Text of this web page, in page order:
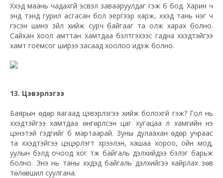
Хүүхэд маань чадахгүй эсвэл завааруулдаг гэж бүү бод. Харин ч
энд тэнд гурил асгасан бол эергээр харж, хүүхэд тань нэг ч
гэсэн шинэ зүйл хийж сурч байгааг та олж харах болно.
Сайхан хоол амттан хамтдаа бэлтгэхээс гадна хүүхэдтэйгээ
хамт гоёмсог ширээ засаад хоолоо идэж болно.
13. Цэвэрлэгээ
Баярын өдөр яагаад цэвэрлэгээ хийж болохгүй гэж? Гол нь
хүүхэдтэйгээ хамтдаа өнгөрүүлсэн цаг хугацаа л хамгийн үнэ
цэнэтэй гэдгийг бүү мартаарай. Зуны дулаахан өдөр учраас
та хүүхэдтэйгээ цэцэрлэгт хүрээлэн, хашаа хороо, ойн мод,
уулын бэлд очоод хог түүж байгаль дэлхийдээ бэлэг барьж
болно. Энэ нь таны хүүхдэд байгаль дэлхийгээ хайрлах зөв
төлөвшил суулгана.